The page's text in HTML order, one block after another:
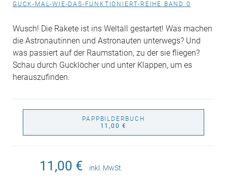
GUCK-MAL-WIE-DAS-FUNKTIONIERT-REIHE BAND 0
Wusch! Die Rakete ist ins Weltall gestartet! Was machen
die Astronautinnen und Astronauten unterwegs? Und
was passiert auf der Raumstation, zu der sie fliegen?
Schau durch Gucklöcher und unter Klappen, um es
herauszufinden.
PAPPBILDERBUCH
11,00 €
11,00 € inkl. MwSt.